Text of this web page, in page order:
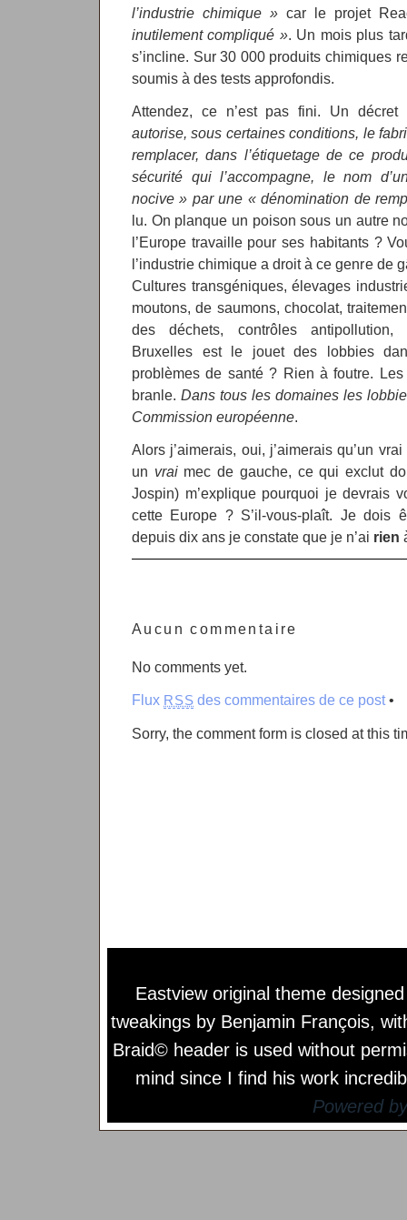
l’industrie chimique » car le projet
inutilement compliqué ». Un mois plus
s’incline. Sur 30 000 produits chimiques
soumis à des tests approfondis.
Attendez, ce n’est pas fini. Un
autorise, sous certaines conditions, le
remplacer, dans l’étiquetage de ce
sécurité qui l’accompagne, le nom
nocive » par une « dénomination de
lu. On planque un poison sous un autre
l’Europe travaille pour ses habitants ?
l’industrie chimique a droit à ce genre de
Cultures transgéniques, élevages
moutons, de saumons, chocolat,
des déchets, contrôles antipollution,
Bruxelles est le jouet des lobbies
problèmes de santé ? Rien à foutre.
branle. Dans tous les domaines les
Commission européenne.
Alors j’aimerais, oui, j’aimerais qu’un
un vraimec de gauche, ce qui exclut
Jospin) m’explique pourquoi je devrais
cette Europe ? S’il-vous-plaît. Je dois
depuis dix ans je constate que je n’ai rien
Aucun commentaire
No comments yet.
Flux RSS des commentaires de ce post•
Sorry, the comment form is closed at this
Eastview original theme
tweakings by Benjamin François,
Braid© header is used without
mind since I find his work
Powered